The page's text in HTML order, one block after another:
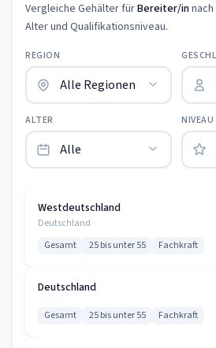
Vergleiche Gehälter fürBereiter/in
Alter und Qualifikationsniveau.
REGION
ALTER NIVEAU
Westdeutschland
Deutschland
Gesamt 25 bis unter 55 Fachkraft
Deutschland
Gesamt 25 bis unter 55 Fachkraft